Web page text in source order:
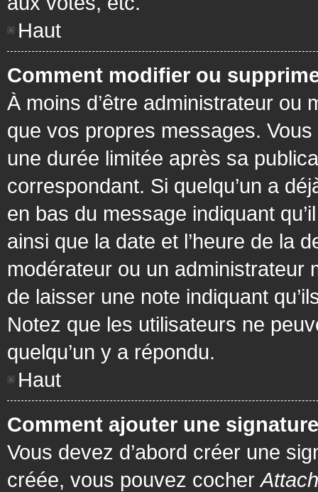
Haut
Comment modifier ou
À moins d’être administrateur ou
que vos propres messages.
une durée limitée après sa
correspondant. Si quelqu’un a
en bas du message indiquant
ainsi que la date et l’heure de la
modérateur ou un administrateur
de laisser une note indiquant
Notez que les utilisateurs ne
quelqu’un y a répondu.
Haut
Comment ajouter une
Vous devez d’abord créer une
créée, vous pouvez cocher